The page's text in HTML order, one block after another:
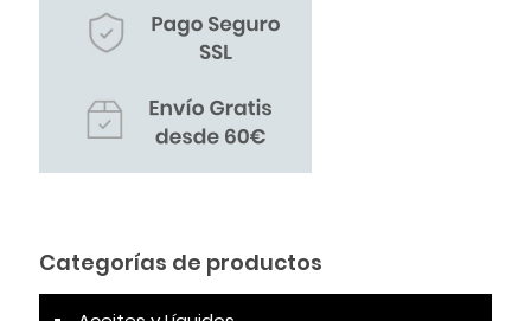
Categorías de productos